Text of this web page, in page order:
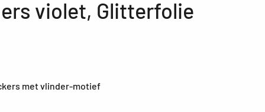
violet, Glitterfolie
met vlinder-motief